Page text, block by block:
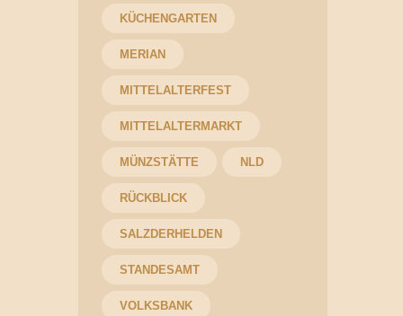
KÜCHENGARTEN
MERIAN
MITTELALTERFEST
MITTELALTERMARKT
MÜNZSTÄTTE NLD
RÜCKBLICK
SALZDERHELDEN
STANDESAMT
VOLKSBANK